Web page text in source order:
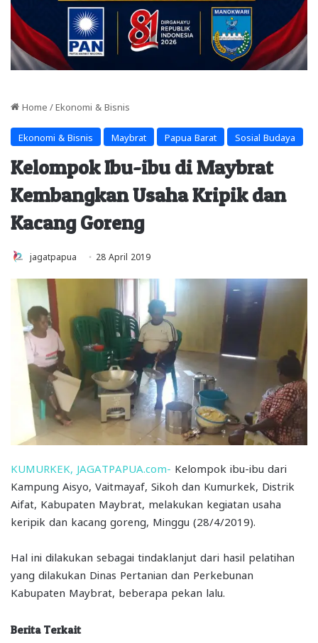
Home / Ekonomi & Bisnis
Ekonomi & Bisnis Maybrat Papua Barat Sosial Budaya
Kelompok Ibu-ibu di Maybrat
Kembangkan Usaha Kripik dan
Kacang Goreng
jagatpapua 28 April 2019
KUMURKEK, JAGATPAPUA.com- Kelompok ibu-ibu dari
Kampung Aisyo, Vaitmayaf, Sikoh dan Kumurkek, Distrik
Aifat, Kabupaten Maybrat, melakukan kegiatan usaha
keripik dan kacang goreng, Minggu (28/4/2019).
Hal ini dilakukan sebagai tindaklanjut dari hasil pelatihan
yang dilakukan Dinas Pertanian dan Perkebunan
Kabupaten Maybrat, beberapa pekan lalu.
Berita Terkait